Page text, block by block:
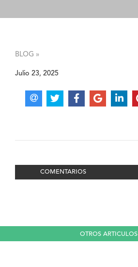
BLOG »
Julio 23, 2025
COMENTARIOS
OTROS ARTICULOS